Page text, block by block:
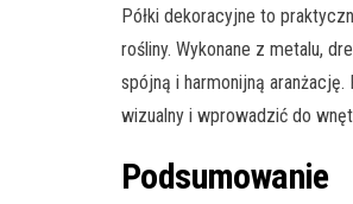
Półki dekoracyjne to
rośliny. Wykonane z metalu,
spójną i harmonijną
wizualny i wprowadzić do
Podsumowanie